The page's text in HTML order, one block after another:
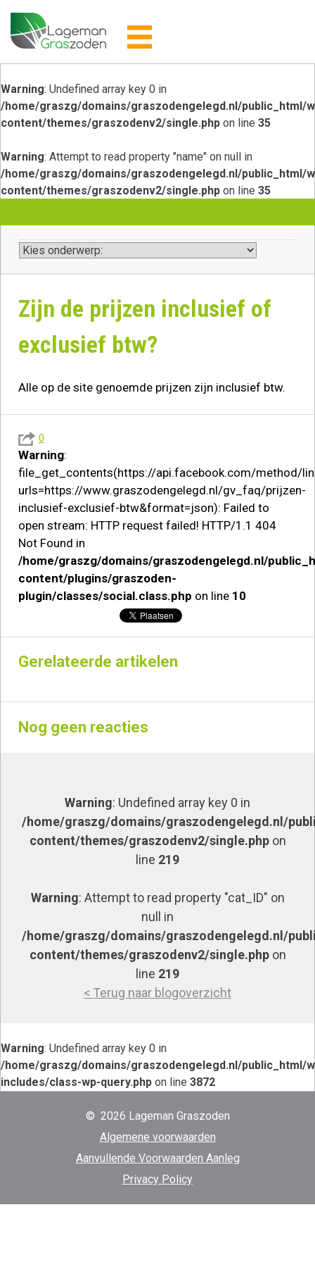
content
Warning: Undefined array key 0 in
/home/graszg/domains/graszodengelegd.nl/public_html/
content/themes/graszodenv2/single.php on line 35
Warning: Attempt to read property "name" on null in
/home/graszg/domains/graszodengelegd.nl/public_html/
content/themes/graszodenv2/single.php on line 35
Zijn de prijzen inclusief of
exclusief btw?
Alle op de site genoemde prijzen zijn inclusief btw.
0
Warning:
file_get_contents(https://api.facebook.com/method/
urls=https://www.graszodengelegd.nl/gv_faq/prijzen-
inclusief-exclusief-btw&format=json): Failed to
open stream: HTTP request failed! HTTP/1.1 404
Not Found in
/home/graszg/domains/graszodengelegd.nl/
content/plugins/graszoden-
plugin/classes/social.class.php on line 10
Gerelateerde artikelen
Nog geen reacties
Warning: Undefined array key 0 in
/home/graszg/domains/graszodengelegd.nl/
content/themes/graszodenv2/single.phpon
line 219
Warning: Attempt to read property "cat_ID" on
null in
/home/graszg/domains/graszodengelegd.nl/
content/themes/graszodenv2/single.phpon
line 219
< Terug naar blogoverzicht
Warning: Undefined array key 0 in
/home/graszg/domains/graszodengelegd.nl/public_html/
includes/class-wp-query.php on line 3872
© 2026 Lageman Graszoden
Algemene voorwaarden
Aanvullende Voorwaarden Aanleg
Privacy Policy